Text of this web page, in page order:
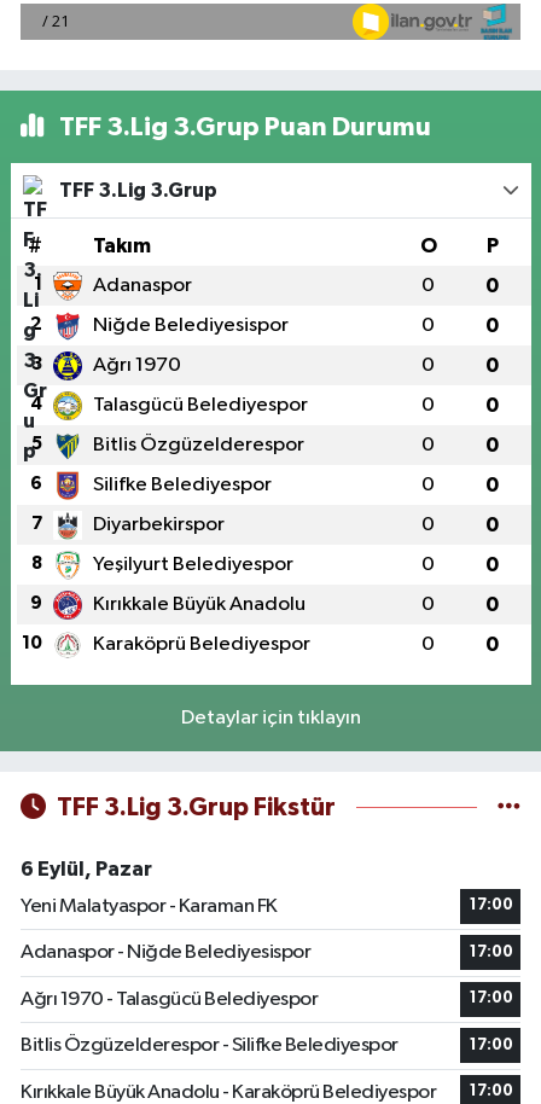
TFF 3.Lig 3.Grup Puan Durumu
TFF 3.Lig 3.Grup
# Takım O P
1 Adanaspor 0 0
2 Niğde Belediyesispor 0 0
3 Ağrı 1970 0 0
4 Talasgücü Belediyespor 0 0
5 Bitlis Özgüzelderespor 0 0
6 Silifke Belediyespor 0 0
7 Diyarbekirspor 0 0
8 Yeşilyurt Belediyespor 0 0
9 Kırıkkale Büyük Anadolu 0 0
10 Karaköprü Belediyespor 0 0
Detaylar için tıklayın
TFF 3.Lig 3.Grup Fikstür
6 Eylül, Pazar
Yeni Malatyaspor - Karaman FK
17:00
Adanaspor - Niğde Belediyesispor 17:00
Ağrı 1970 - Talasgücü Belediyespor 17:00
Bitlis Özgüzelderespor - Silifke Belediyespor 17:00
Kırıkkale Büyük Anadolu - Karaköprü Belediyespor 17:00